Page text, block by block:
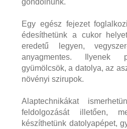
gondolnunk.
Egy egész fejezet
édesíthetünk a cukor
eredetű legyen,
anyagmentes.
gyümölcsök, a datolya, az
növényi szirupok.
Alaptechnikákat
feldolgozását illetően,
készíthetünk datolyapépet,